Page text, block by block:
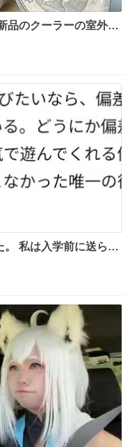
品のクーラーの室外機
。 私は入学前に送られ
た時点で終わりを感
値の高い大学のイン
れくらいした方が予